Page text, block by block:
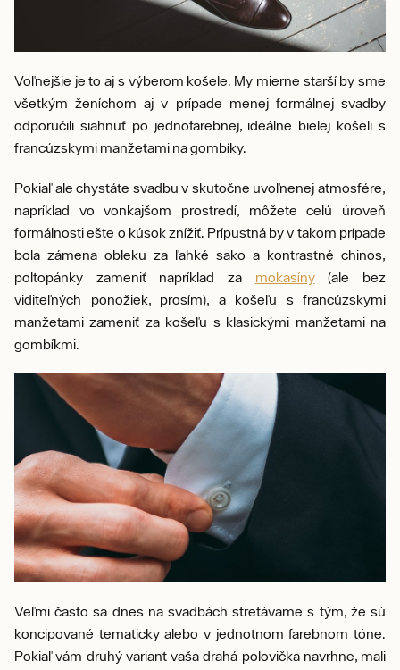
Voľnejšie je to aj s výberom košele. My mierne starší by sme
všetkým ženíchom aj v prípade menej formálnej svadby
odporučili siahnuť po jednofarebnej, ideálne bielej košeli s
francúzskymi manžetami na gombíky.
Pokiaľ ale chystáte svadbu v skutočne uvoľnenej atmosfére,
napríklad vo vonkajšom prostredí, môžete celú úroveň
formálnosti ešte o kúsok znížiť. Prípustná by v takom prípade
bola zámena obleku za ľahké sako a kontrastné chinos,
poltopánky zameniť napríklad za mokasíny(ale bez
viditeľných ponožiek, prosím), a košeľu s francúzskymi
manžetami zameniť za košeľu s klasickými manžetami na
gombíkmi.
Veľmi často sa dnes na svadbách stretávame s tým, že sú
koncipované tematicky alebo v jednotnom farebnom tóne.
Pokiaľ vám druhý variant vaša drahá polovička navrhne, mali